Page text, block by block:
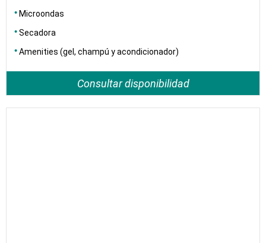
Microondas
Secadora
Amenities (gel, champú y acondicionador)
Consultar disponibilidad